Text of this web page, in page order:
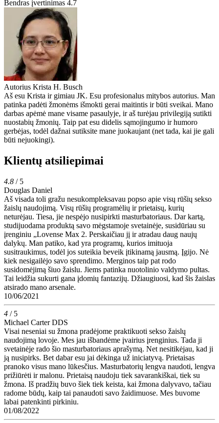
Bendras įvertinimas 4.7
Autorius Krista H. Busch
Aš esu Krista ir gimiau JK. Esu profesionalus mitybos autorius. Man
patinka padėti žmonėms išmokti gerai maitintis ir būti sveikai. Mano
darbas apėmė mane visame pasaulyje, ir aš turėjau privilegiją sutikti
nuostabių žmonių. Taip pat esu didelis sąmojingumo ir humoro
gerbėjas, todėl dažnai sutiksite mane juokaujant (net tada, kai jie gali
būti nejuokingi).
Klientų atsiliepimai
4.8 / 5
Douglas Daniel
Aš visada toli gražu nesukompleksavau popso apie visų rūšių sekso
žaislų naudojimą. Visų rūšių programėlių ir prietaisų, kurių
neturėjau. Tiesa, jie nespėjo nusipirkti masturbatoriaus. Dar kartą,
studijuodama produktą savo mėgstamoje svetainėje, susidūriau su
įrenginiu „Lovense Max 2. Perskaičiau jį ir atradau daug naujų
dalykų. Man patiko, kad yra programų, kurios imituoja
susitraukimus, todėl jos suteikia beveik įtikinamą jausmą. Įgijo. Nė
kiek nesigailėjo savo sprendimo. Merginos taip pat rodo
susidomėjimą šiuo žaislu. Jiems patinka nuotolinio valdymo pultas.
Tai leidžia sukurti gana įdomių fantazijų. Džiaugiuosi, kad šis žaislas
atsirado mano arsenale.
10/06/2021
4 / 5
Michael Carter DDS
Visai neseniai su žmona pradėjome praktikuoti sekso žaislų
naudojimą lovoje. Mes jau išbandėme įvairius įrenginius. Tada ji
svetainėje rado šio masturbatoriaus aprašymą. Net nesitikėjau, kad ji
ją nusipirks. Bet dabar esu jai dėkinga už iniciatyvą. Prietaisas
pranoko visus mano lūkesčius. Masturbatorių lengva naudoti, lengva
prižiūrėti ir malonu. Prietaisą naudoju tiek savarankiškai, tiek su
žmona. Iš pradžių buvo šiek tiek keista, kai žmona dalyvavo, tačiau
radome būdų, kaip tai panaudoti savo žaidimuose. Mes buvome
labai patenkinti pirkiniu.
01/08/2022